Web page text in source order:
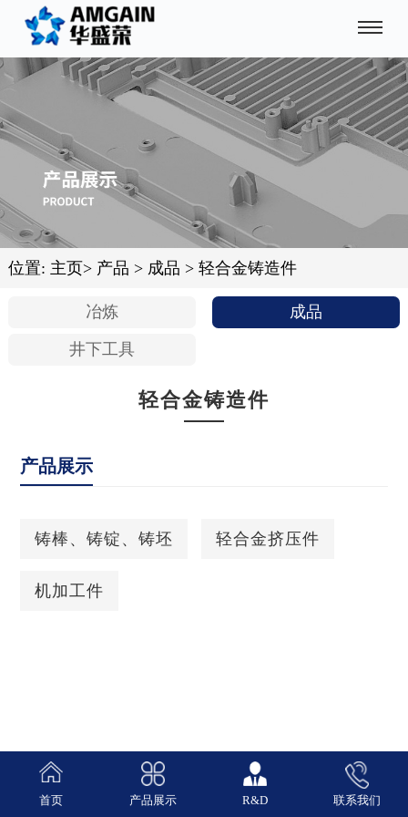
位置: 主页> 产品 > 成品 > 轻合金铸造件
冶炼 成品
井下工具
轻合金铸造件
产品展示
铸棒、铸锭、铸坯 轻合金挤压件
机加工件
首页 产品展示 R&D 联系我们